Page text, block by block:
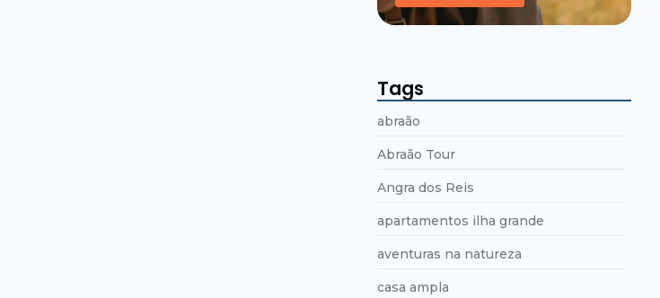
Tags
abraão
Abraão Tour
Angra dos Reis
apartamentos ilha grande
aventuras na natureza
casa ampla